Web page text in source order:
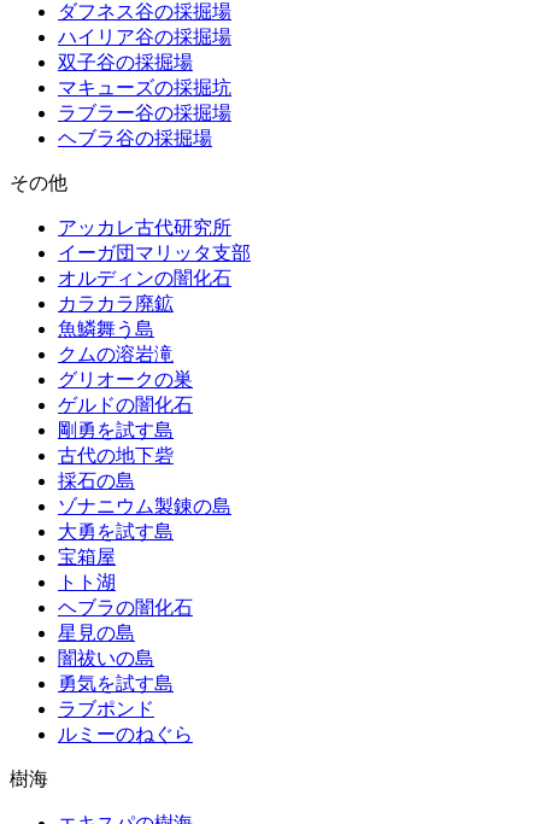
ダフネス谷の採掘場
ハイリア谷の採掘場
双子谷の採掘場
マキューズの採掘坑
ラブラー谷の採掘場
ヘブラ谷の採掘場
その他
アッカレ古代研究所
イーガ団マリッタ支部
オルディンの闇化石
カラカラ廃鉱
魚鱗舞う島
クムの溶岩滝
グリオークの巣
ゲルドの闇化石
剛勇を試す島
古代の地下砦
採石の島
ゾナニウム製錬の島
大勇を試す島
宝箱屋
トト湖
ヘブラの闇化石
星見の島
闇祓いの島
勇気を試す島
ラブポンド
ルミーのねぐら
樹海